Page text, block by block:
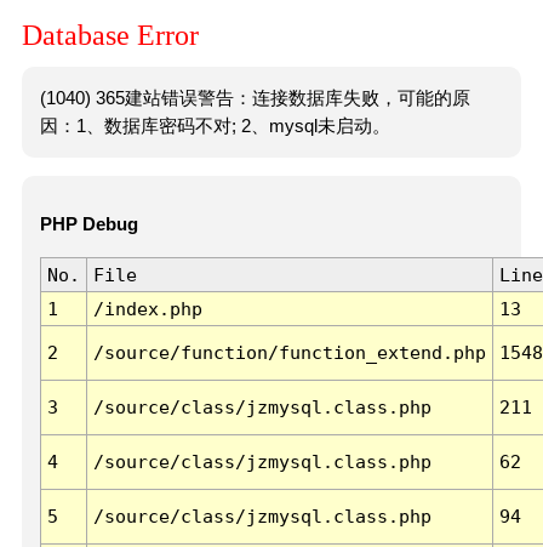
Database Error
(1040) 365建站错误警告：连接数据库失败，可能的原
因：1、数据库密码不对; 2、mysql未启动。
PHP Debug
No. File
Line
1
/index.php 13
2 /source/function/function_extend.php 1548
3 /source/class/jzmysql.class.php 211
4 /source/class/jzmysql.class.php 62
5 /source/class/jzmysql.class.php 94